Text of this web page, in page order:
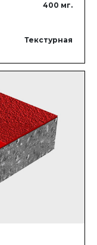
400 мг.
Текстурная